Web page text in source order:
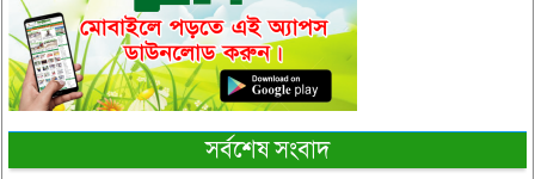
সর্বশেষ সংবাদ